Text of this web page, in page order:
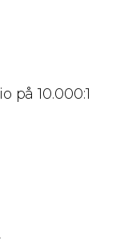
på 10.000:1